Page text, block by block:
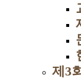
제3